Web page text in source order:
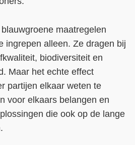
maatregelen
ingrepen alleen. Ze dragen bij
biodiversiteit en
Maar het echte effect
partijen elkaar weten te
voor elkaars belangen en
die ook op de lange